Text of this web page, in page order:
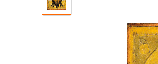
Ювелирные изделия